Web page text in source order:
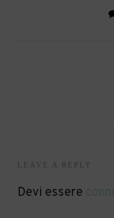
LEAVE A REPLY
Devi essere